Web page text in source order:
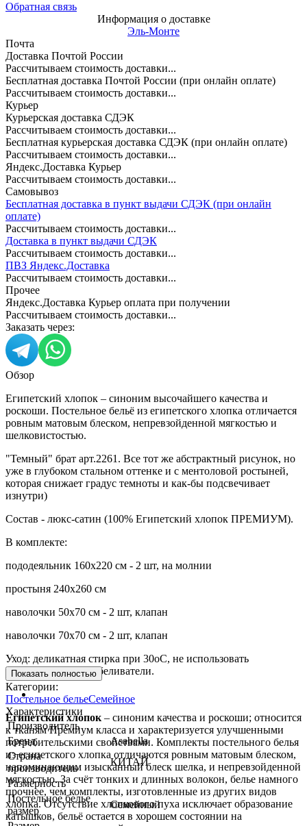
Обратная связь
Информация о доставке
Эль-Монте
Почта
Доставка Почтой России
Рассчитываем стоимость доставки...
Бесплатная доставка Почтой России (при онлайн оплате)
Рассчитываем стоимость доставки...
Курьер
Курьерская доставка СДЭК
Рассчитываем стоимость доставки...
Бесплатная курьерская доставка СДЭК (при онлайн оплате)
Рассчитываем стоимость доставки...
Яндекс.Доставка Курьер
Рассчитываем стоимость доставки...
Самовывоз
Бесплатная доставка в пункт выдачи СДЭК (при онлайн
оплате)
Рассчитываем стоимость доставки...
Доставка в пункт выдачи СДЭК
Рассчитываем стоимость доставки...
ПВЗ Яндекс.Доставка
Рассчитываем стоимость доставки...
Прочее
Яндекс.Доставка Курьер оплата при получении
Рассчитываем стоимость доставки...
Заказать через:
Обзор
Египетский хлопок – синоним высочайшего качества и
роскоши. Постельное бельё из египетского хлопка отличается
ровным матовым блеском, непревзойденной мягкостью и
шелковистостью.
"Темный" брат арт.2261. Все тот же абстрактный рисунок, но
уже в глубоком стальном оттенке и с ментоловой ростыней,
которая снижает градус темноты и как-бы подсвечивает
изнутри)
Состав - люкс-сатин (100% Египетский хлопок ПРЕМИУМ).
В комплекте:
пододеяльник 160х220 см - 2 шт, на молнии
простыня 240х260 см
наволочки 50х70 см - 2 шт, клапан
наволочки 70х70 см - 2 шт, клапан
Уход: деликатная стирка при 30оС, не использовать
хлорсодержащие отбеливатели.
Египетский хлопок – синоним качества и роскоши; относится
к тканям Премиум класса и характеризуется улучшенными
потребительскими свойствами. Комплекты постельного белья
из египетского хлопка отличаются ровным матовым блеском,
напоминающим изысканный блеск шелка, и непревзойденной
мягкостью. За счёт тонких и длинных волокон, белье намного
прочнее, чем комплекты, изготовленные из других видов
хлопка. Отсутствие хлопкового пуха исключает образование
катышков, бельё остается в хорошем состоянии на
Показать полностью
Категории:
Постельное бельеСемейное
Характеристики
Производитель
Бренд
Asabella
Страна
производитель
КИТАЙ
Размерность
Постельное белье
размер
Семейный